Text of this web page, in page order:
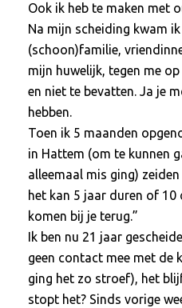
Ook ik heb te maken met
Na mijn scheiding kwam
(schoon)familie,
mijn huwelijk, tegen me
en niet te bevatten. Ja je
hebben.
Toen ik 5 maanden
in Hattem (om te kunnen
alleemaal mis ging)
het kan 5 jaar duren of 10
komen bij je terug.”
Ik ben nu 21 jaar
geen contact mee met de
ging het zo stroef), het
stopt het? Sinds vorige